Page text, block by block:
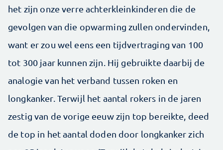
het zijn onze verre achterkleinkinderen die de
gevolgen van die opwarming zullen ondervinden,
want er zou wel eens een tijdvertraging van 100
tot 300 jaar kunnen zijn. Hij gebruikte daarbij de
analogie van het verband tussen roken en
longkanker. Terwijl het aantal rokers in de jaren
zestig van de vorige eeuw zijn top bereikte, deed
de top in het aantal doden door longkanker zich